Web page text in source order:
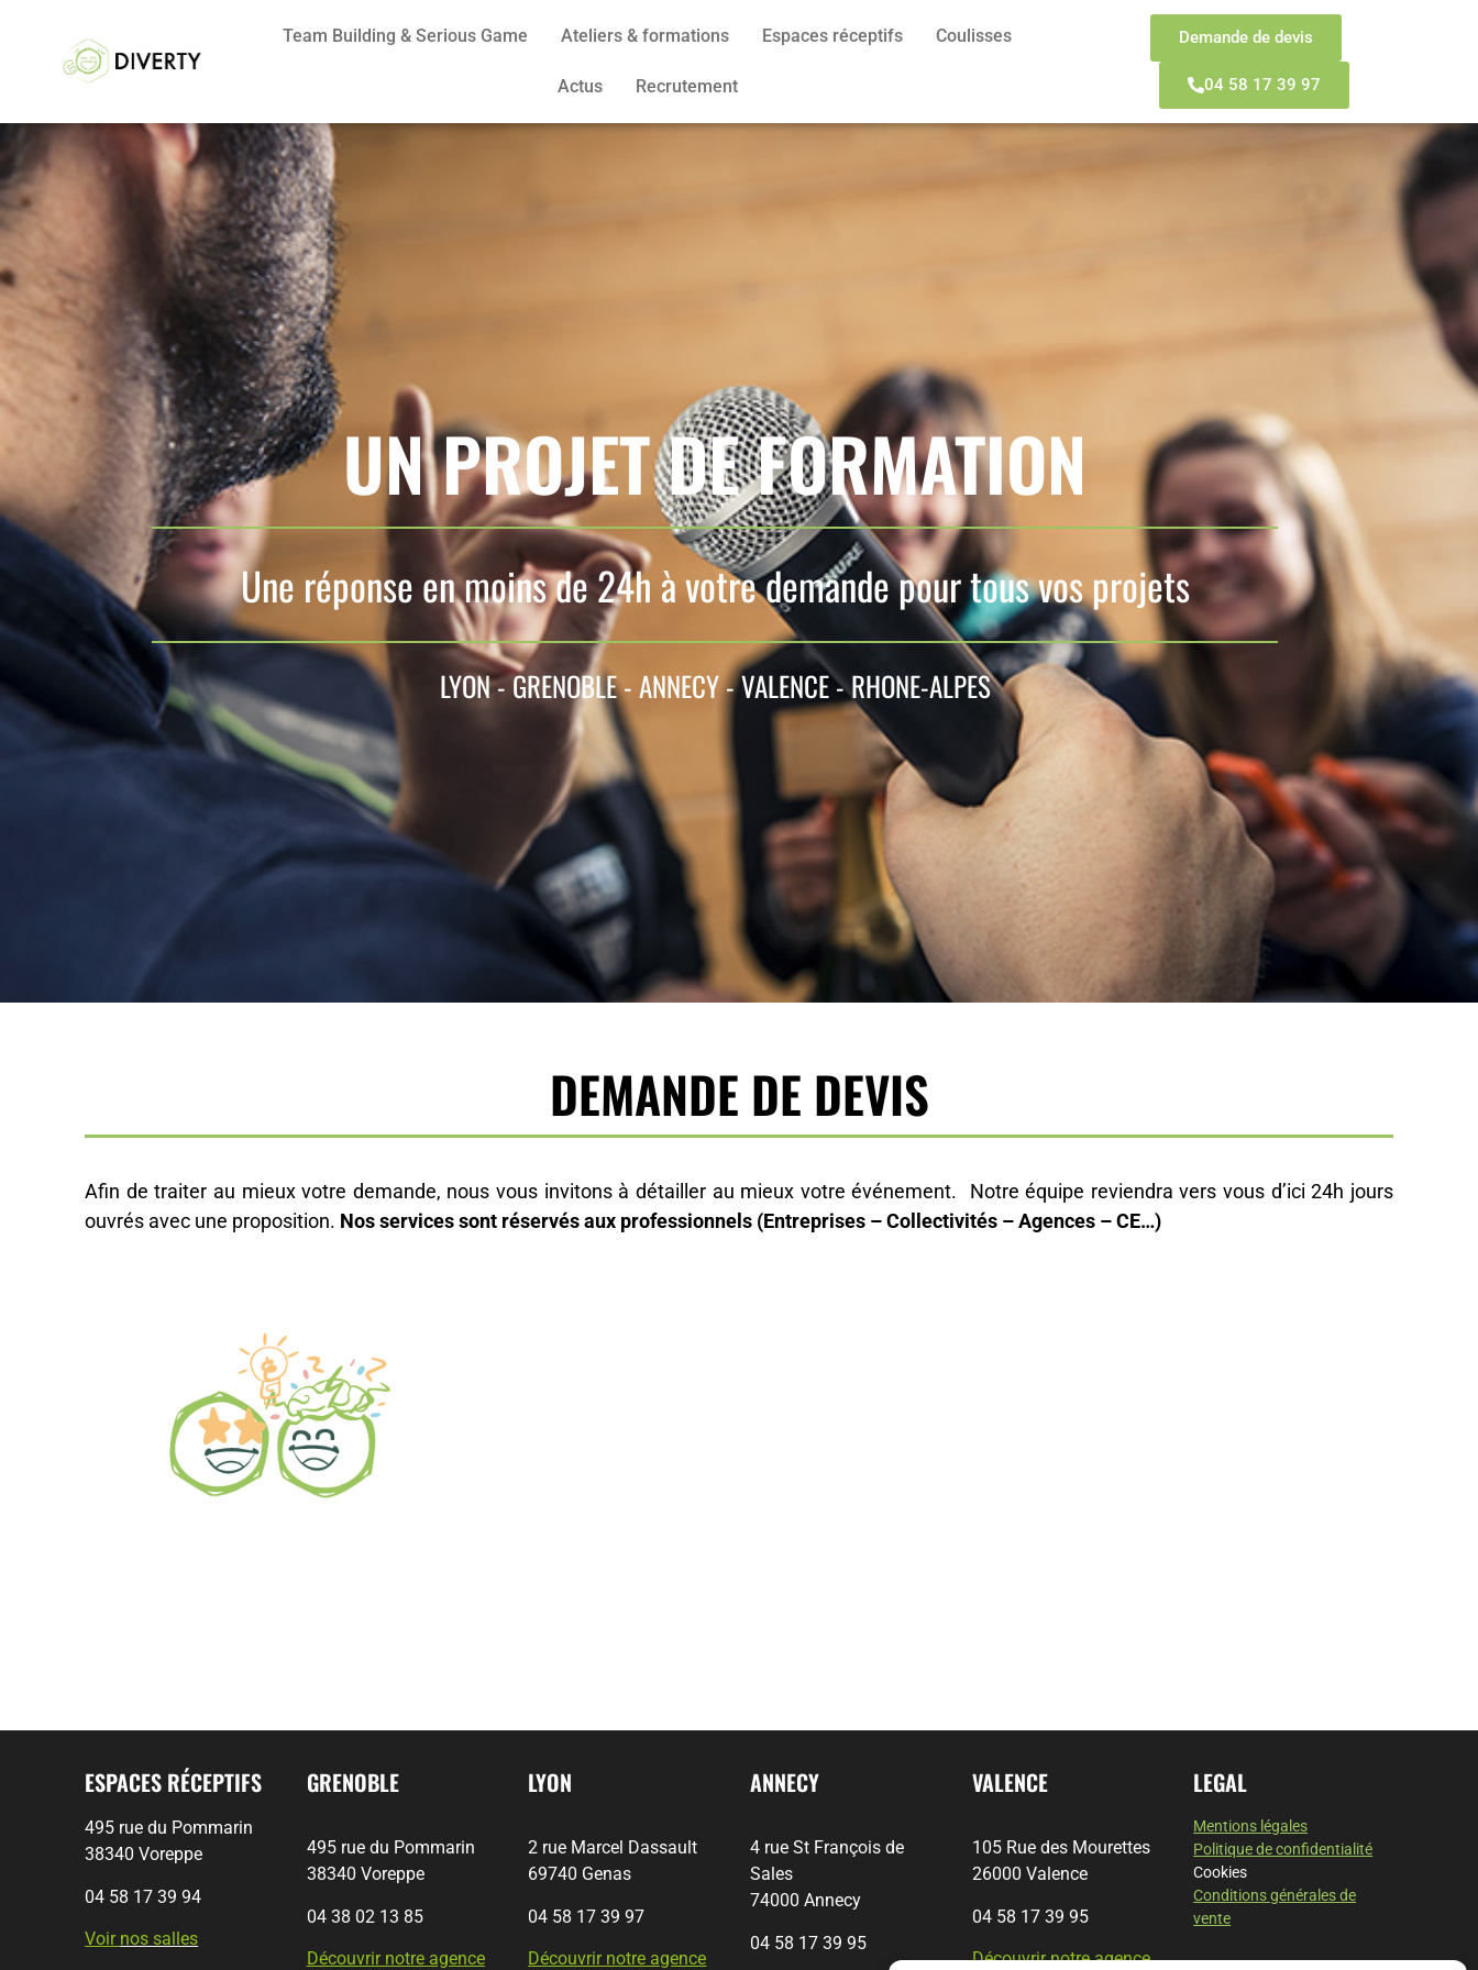
Team Building & Serious Game Ateliers & formations Espaces réceptifs Coulisses
Actus Recrutement
Demande de devis
04 58 17 39 97
UN PROJET DE FORMATION
Une réponse en moins de 24h à votre demande pour tous vos projets
LYON - GRENOBLE - ANNECY - VALENCE - RHONE-ALPES
DEMANDE DE DEVIS
Afin de traiter au mieux votre demande, nous vous invitons à détailler au mieux votre événement. Notre équipe reviendra vers vous d’ici 24h jours
ouvrés avec une proposition. Nos services sont réservés aux professionnels (Entreprises – Collectivités – Agences – CE…)
ESPACES RÉCEPTIFS
495 rue du Pommarin
38340 Voreppe
04 58 17 39 94
Voir nos salles
GRENOBLE
495 rue du Pommarin
38340 Voreppe
04 38 02 13 85
Découvrir notre agence
LYON
2 rue Marcel Dassault
69740 Genas
04 58 17 39 97
Découvrir notre agence
ANNECY
4 rue St François de
Sales
74000 Annecy
04 58 17 39 95
VALENCE
105 Rue des Mourettes
26000 Valence
04 58 17 39 95
Découvrir notre agence
LEGAL
Mentions légales
Politique de confidentialité
Cookies
Conditions générales de
vente